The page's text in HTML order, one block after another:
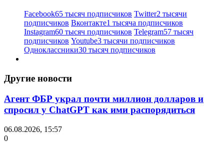
Facebook65 тысяч подписчиков Twitter2 тысячи
подписчиков Вконтакте1 тысяча подписчиков
Instagram60 тысяч подписчиков Telegram57 тысяч
подписчиков Youtube3 тысячи подписчиков
Одноклассники30 тысяч подписчиков
Другие новости
Агент ФБР украл почти миллион долларов и
спросил у ChatGPT как ими распорядиться
06.08.2026, 15:57
0